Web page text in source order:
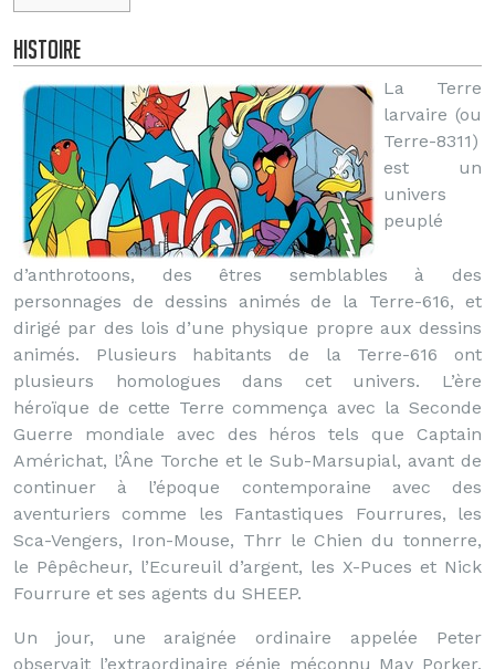
Histoire
La Terre
larvaire (ou
Terre-8311)
est un
univers
peuplé
d’anthrotoons, des êtres semblables à des
personnages de dessins animés de la Terre-616, et
dirigé par des lois d’une physique propre aux dessins
animés. Plusieurs habitants de la Terre-616 ont
plusieurs homologues dans cet univers. L’ère
héroïque de cette Terre commença avec la Seconde
Guerre mondiale avec des héros tels que Captain
Américhat, l’Âne Torche et le Sub-Marsupial, avant de
continuer à l’époque contemporaine avec des
aventuriers comme les Fantastiques Fourrures, les
Sca-Vengers, Iron-Mouse, Thrr le Chien du tonnerre,
le Pêpêcheur, l’Ecureuil d’argent, les X-Puces et Nick
Fourrure et ses agents du SHEEP.
Un jour, une araignée ordinaire appelée Peter
observait l’extraordinaire génie méconnu May Porker,